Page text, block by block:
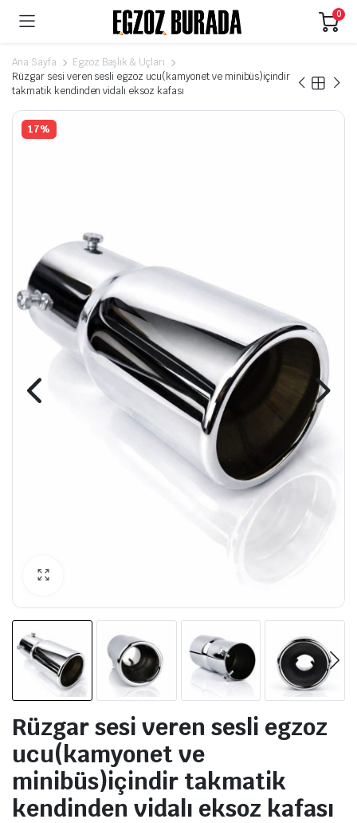
0
Ana Sayfa
Egzoz Başlık & Uçları
Rüzgar sesi veren sesli egzoz ucu(kamyonet ve minibüs)içindir
takmatik kendinden vidalı eksoz kafası
17%
Rüzgar sesi veren sesli egzoz
ucu(kamyonet ve
minibüs)içindir takmatik
kendinden vidalı eksoz kafası